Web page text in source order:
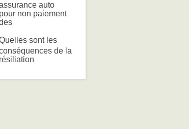
auto
pour non paiement
sont les
de la
résiliation